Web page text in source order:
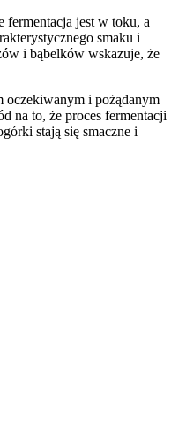
fermentacja jest w toku, a
smaku i
i bąbelków wskazuje, że
oczekiwanym i pożądanym
na to, że proces fermentacji
stają się smaczne i